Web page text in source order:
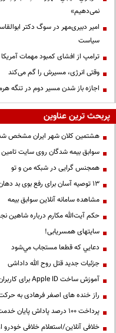
نمی‌دهیم»
امیر دبیری‌مهر در سوگ دکتر
سیاست
ترامپ از افشای کمبود مهمات
وقتی انرژی، مسیرش را گم می‌کند
اجازه باز شدن مسیر دوم در تنگه
پربحث ترین عناوین
هشتمین کلان شهر ایران مشخص
سوابق بیمه شدگان روی سایت تامین
همجنس گرایی در شبکه من و تو
13 توصیه آسان برای رفع بوی بد دهان
مشاهده سامانه آنلاين سوابق بیمه
حكم آيت‌الله مكارم درباره شاهين
سایتهای همسریابی!
دعايي كه قطعا مستجاب مي‌شود
جزئیات جدید قتل روح الله داداشی
آموزش ساخت Apple ID برای کاربران ایرانی
راز خنده های اصغر فرهادی به
پرداخت ۱۰۰ درصد پاداش پایان خدمت فرهنگیان
خلافی آنلاین/استعلام خلافی خودرو